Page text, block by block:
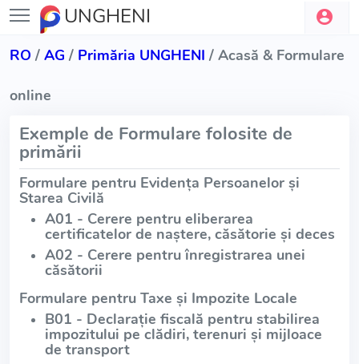
UNGHENI
RO / AG / Primăria UNGHENI / Acasă & Formulare
online
Exemple de Formulare folosite de
primării
Formulare pentru Evidența Persoanelor și
Starea Civilă
A01 - Cerere pentru eliberarea
certificatelor de naștere, căsătorie și deces
A02 - Cerere pentru înregistrarea unei
căsătorii
Formulare pentru Taxe și Impozite Locale
B01 - Declarație fiscală pentru stabilirea
impozitului pe clădiri, terenuri și mijloace
de transport